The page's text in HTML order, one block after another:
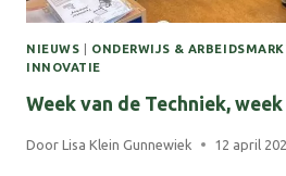
NIEUWS ONDERWIJS &
INNOVATIE
Week van de Techniek,
Door Lisa Klein Gunnewiek 12 april